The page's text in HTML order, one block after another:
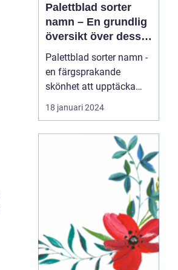
Palettblad sorter
namn – En grundlig
översikt över dessa
vackra växter
Palettblad sorter namn -
en färgsprakande
skönhet att upptäcka
Introduktion: Palettblad,
även känt som Coleus,
alltmer populär bland
trädgårdsentusiaster
tack vare sin färgglada
lövverk. Dessa vackra
växter kan sätta färg p...
18 januari 2024